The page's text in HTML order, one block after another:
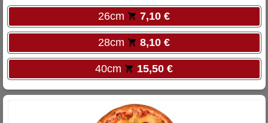
26cm 7,10 €
28cm 8,10 €
40cm 15,50 €